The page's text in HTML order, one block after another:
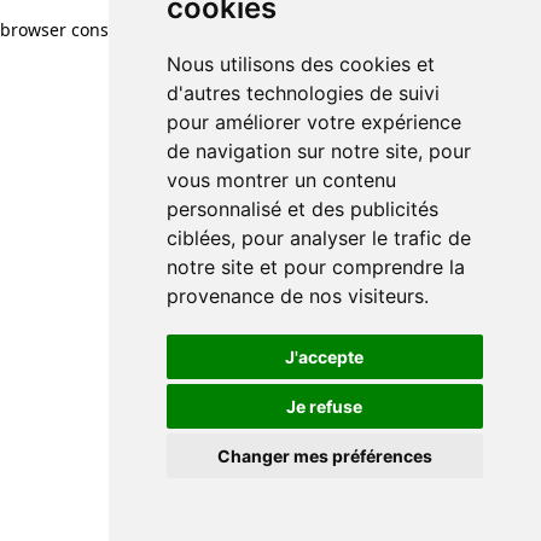
cookies
Nous utilisons des cookies et
d'autres technologies de suivi
pour améliorer votre expérience
de navigation sur notre site, pour
vous montrer un contenu
personnalisé et des publicités
ciblées, pour analyser le trafic de
notre site et pour comprendre la
provenance de nos visiteurs.
J'accepte
Je refuse
Changer mes préférences
browser console for more information)